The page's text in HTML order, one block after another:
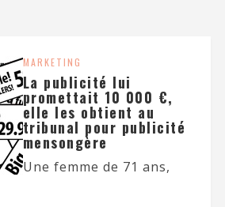
MARKETING
La publicité lui
promettait 10 000 €,
elle les obtient au
tribunal pour publicité
mensongère
Une femme de 71 ans,